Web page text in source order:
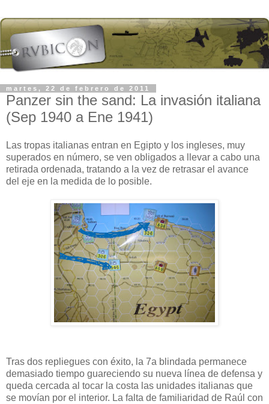
martes, 22 de febrero de 2011
Panzer sin the sand: La invasión italiana
(Sep 1940 a Ene 1941)
Las tropas italianas entran en Egipto y los ingleses, muy
superados en número, se ven obligados a llevar a cabo una
retirada ordenada, tratando a la vez de retrasar el avance
del eje en la medida de lo posible.
Tras dos repliegues con éxito, la 7a blindada permanece
demasiado tiempo guareciendo su nueva línea de defensa y
queda cercada al tocar la costa las unidades italianas que
se movían por el interior. La falta de familiaridad de Raúl con